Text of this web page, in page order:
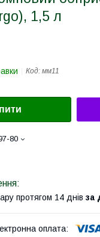
1,5 л
Код: мм11
80
протягом 14 днів за